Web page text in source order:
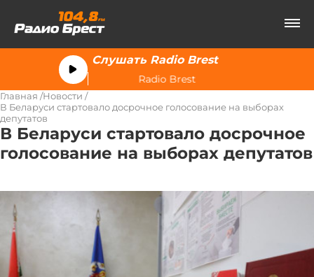
Слушать Radio Brest
Radio Brest
Главная Новости
В Беларуси стартовало досрочное голосование на выборах
депутатов
В Беларуси стартовало досрочное
голосование на выборах депутатов